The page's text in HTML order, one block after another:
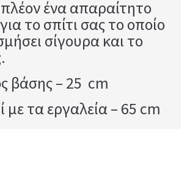
ένα απαραίτητο
το σπίτι σας το οποίο
σίγουρα και το
βάσης – 25 cm
με τα εργαλεία – 65 cm